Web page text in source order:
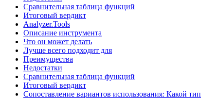
Сравнительная таблица функций
Итоговый вердикт
Analyzer.Tools
Описание инструмента
Что он может делать
Лучше всего подходит для
Преимущества
Недостатки
Сравнительная таблица функций
Итоговый вердикт
Сопоставление вариантов использования: Какой тип